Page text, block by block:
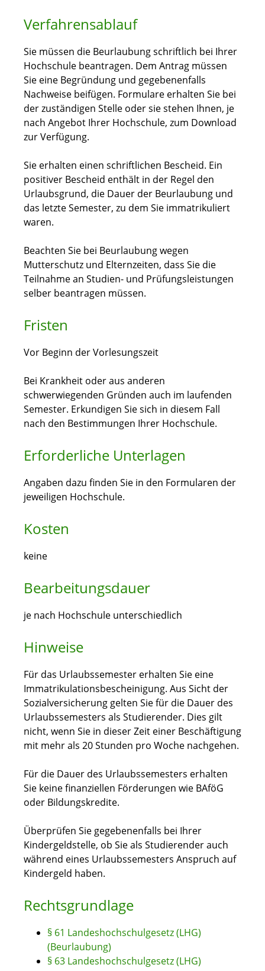
Verfahrensablauf
Sie müssen die Beurlaubung schriftlich bei Ihrer
Hochschule beantragen. Dem Antrag müssen
Sie eine Begründung und gegebenenfalls
Nachweise beifügen. Formulare erhalten Sie bei
der zuständigen Stelle oder sie stehen Ihnen, je
nach Angebot Ihrer Hochschule, zum Download
zur Verfügung.
Sie erhalten einen schriftlichen Bescheid. Ein
positiver Bescheid enthält in der Regel den
Urlaubsgrund, die Dauer der Beurlaubung und
das letzte Semester, zu dem Sie immatrikuliert
waren.
Beachten Sie bei Beurlaubung wegen
Mutterschutz und Elternzeiten, dass Sie die
Teilnahme an Studien- und Prüfungsleistungen
selber beantragen müssen.
Fristen
Vor Beginn der Vorlesungszeit
Bei Krankheit oder aus anderen
schwerwiegenden Gründen auch im laufenden
Semester. Erkundigen Sie sich in diesem Fall
nach den Bestimmungen Ihrer Hochschule.
Erforderliche Unterlagen
Angaben dazu finden Sie in den Formularen der
jeweiligen Hochschule.
Kosten
keine
Bearbeitungsdauer
je nach Hochschule unterschiedlich
Hinweise
Für das Urlaubssemester erhalten Sie eine
Immatrikulationsbescheinigung. Aus Sicht der
Sozialversicherung gelten Sie für die Dauer des
Urlaubssemesters als Studierender. Dies gilt
nicht, wenn Sie in dieser Zeit einer Beschäftigung
mit mehr als 20 Stunden pro Woche nachgehen.
Für die Dauer des Urlaubssemesters erhalten
Sie keine finanziellen Förderungen wie BAföG
oder Bildungskredite.
Überprüfen Sie gegebenenfalls bei Ihrer
Kindergeldstelle, ob Sie als Studierender auch
während eines Urlaubssemesters Anspruch auf
Kindergeld haben.
Rechtsgrundlage
§ 61 Landeshochschulgesetz (LHG)
(Beurlaubung)
§ 63 Landeshochschulgesetz (LHG)